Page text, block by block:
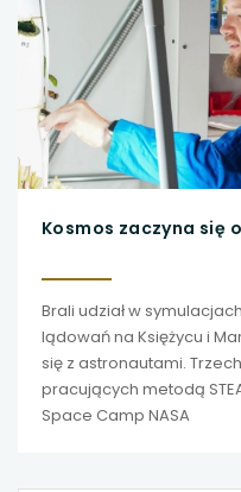
Kosmos zaczyna się
Brali udział w
lądowań na Księżycu i
się z astronautami.
pracujących metodą
Space Camp NASA